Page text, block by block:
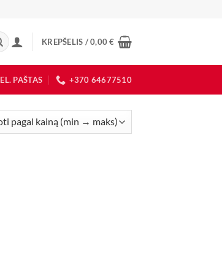
KREPŠELIS /0,00€
EL. PAŠTAS +370 64677510